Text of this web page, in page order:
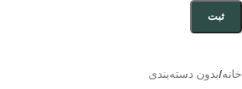
ثبت
خانه/بدون دسته‌بندی